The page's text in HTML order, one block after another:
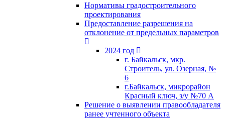
Нормативы градостроительного
проектирования
Предоставление разрешения на
отклонение от предельных параметров
2024 год
г. Байкальск, мкр.
Строитель, ул. Озерная, №
6
г.Байкальск, микрорайон
Красный ключ, з/у №70 А
Решение о выявлении правообладателя
ранее учтенного объекта